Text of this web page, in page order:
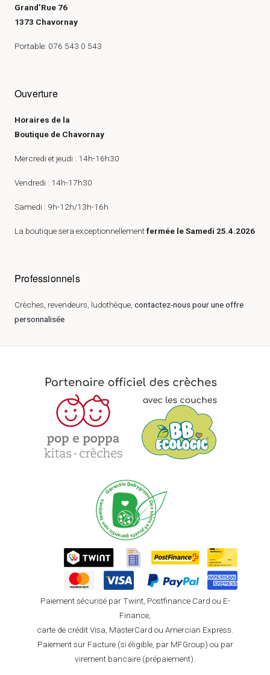
Grand’Rue 76
1373 Chavornay
Portable: 076 543 0 543
Ouverture
Horaires de la
Boutique de Chavornay
Mercredi et jeudi : 14h-16h30
Vendredi : 14h-17h30
Samedi : 9h-12h/13h-16h
La boutique sera exceptionnellementfermée le Samedi 25.4.2026
Professionnels
Crèches, revendeurs, ludothèque, contactez-nous pour une offre
personnalisée
Paiement sécurisé par Twint, Postfinance Card ou E-
Finance,
carte de crédit Visa, MasterCard ou Amercian Express.
Paiement sur Facture (si éligible, par MFGroup) ou par
virement bancaire (prépaiement).